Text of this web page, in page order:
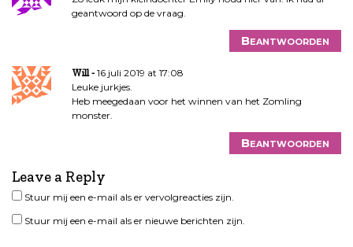
geantwoord op de vraag.
Beantwoorden
Will
16 juli 2019 at 17:08
Leuke jurkjes.
Heb meegedaan voor het winnen van het Zomling
monster.
Beantwoorden
Leave a Reply
Stuur mij een e-mail als er vervolgreacties zijn.
Stuur mij een e-mail als er nieuwe berichten zijn.